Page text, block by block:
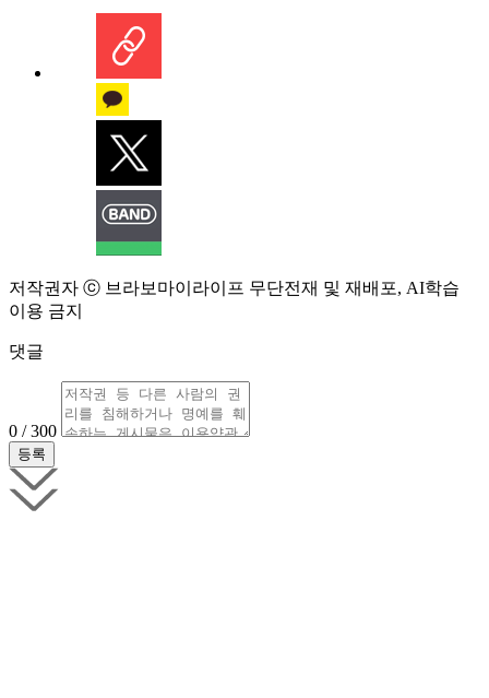
저작권자 ⓒ 브라보마이라이프 무단전재 및 재배포, AI학습
이용 금지
댓글
0 / 300